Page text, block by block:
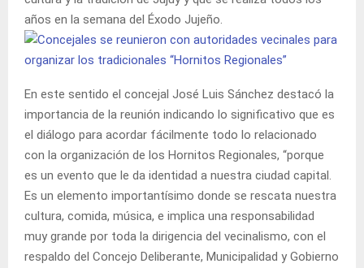
años en la semana del Éxodo Jujeño.
En este sentido el concejal José Luis Sánchez destacó la
importancia de la reunión indicando lo significativo que es
el diálogo para acordar fácilmente todo lo relacionado
con la organización de los Hornitos Regionales, “porque
es un evento que le da identidad a nuestra ciudad capital.
Es un elemento importantísimo donde se rescata nuestra
cultura, comida, música, e implica una responsabilidad
muy grande por toda la dirigencia del vecinalismo, con el
respaldo del Concejo Deliberante, Municipalidad y Gobierno